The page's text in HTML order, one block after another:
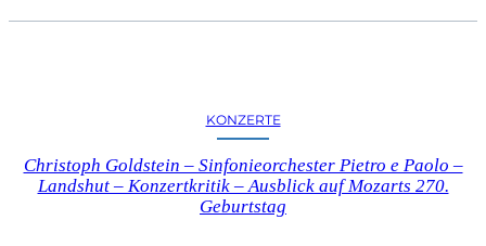
KONZERTE
Christoph Goldstein – Sinfonieorchester Pietro e Paolo –
Landshut – Konzertkritik – Ausblick auf Mozarts 270.
Geburtstag